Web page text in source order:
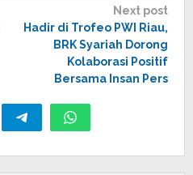
Next post
Hadir di Trofeo PWI Riau,
BRK Syariah Dorong
Kolaborasi Positif
Bersama Insan Pers